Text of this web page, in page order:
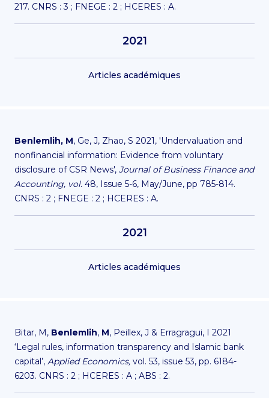
217. CNRS : 3 ; FNEGE : 2 ; HCERES : A.
2021
Articles académiques
Benlemlih, M, Ge, J, Zhao, S 2021, 'Undervaluation and
nonfinancial information: Evidence from voluntary
disclosure of CSR News', Journal of Business Finance and
Accounting, vol. 48, Issue 5-6, May/June, pp 785-814.
CNRS : 2 ; FNEGE : 2 ; HCERES : A.
2021
Articles académiques
Bitar, M, Benlemlih, M, Peillex, J & Erragragui, I 2021
‘Legal rules, information transparency and Islamic bank
capital’, Applied Economics, vol. 53, issue 53, pp. 6184-
6203. CNRS : 2 ; HCERES : A ; ABS : 2.